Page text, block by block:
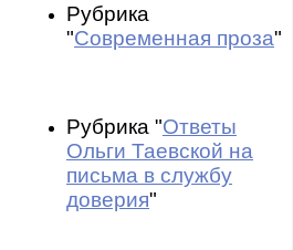
Рубрика
"Современная проза"
Рубрика "Ответы
Ольги Таевской на
письма в службу
доверия"